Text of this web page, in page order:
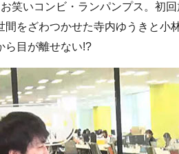
笑いコンビ・ランパンプス。初回
間をざわつかせた寺内ゆうきと小
ら目が離せない!?